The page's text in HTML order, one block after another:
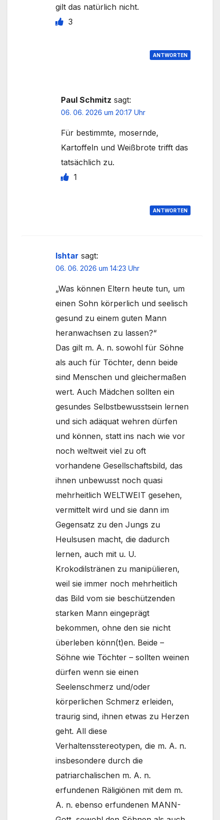
gilt das natürlich nicht.
3
ANTWORTEN
Paul Schmitz sagt:
06. 06. 2026 um 20:17 Uhr
Für bestimmte, mosernde,
Kartoffeln und Weißbrote trifft das
tatsächlich zu.
1
ANTWORTEN
Ishtar sagt:
06. 06. 2026 um 14:23 Uhr
„Was können Eltern heute tun, um
einen Sohn körperlich und seelisch
gesund zu einem guten Mann
heranwachsen zu lassen?“
Das gilt m. A. n. sowohl für Söhne
als auch für Töchter, denn beide
sind Menschen und gleichermaßen
wert. Auch Mädchen sollten ein
gesundes Selbstbewusstsein lernen
und sich adäquat wehren dürfen
und können, statt ins nach wie vor
noch weltweit viel zu oft
vorhandene Gesellschaftsbild, das
ihnen unbewusst noch quasi
mehrheitlich WELTWEIT gesehen,
vermittelt wird und sie dann im
Gegensatz zu den Jungs zu
Heulsusen macht, die dadurch
lernen, auch mit u. U.
Krokodilstränen zu manipülieren,
weil sie immer noch mehrheitlich
das Bild vom sie beschützenden
starken Mann eingeprägt
bekommen, ohne den sie nicht
überleben könn(t)en. Beide –
Söhne wie Töchter – sollten weinen
dürfen wenn sie einen
Seelenschmerz und/oder
körperlichen Schmerz erleiden,
traurig sind, ihnen etwas zu Herzen
geht. All diese
Verhaltensstereotypen, die m. A. n.
insbesondere durch die
patriarchalischen m. A. n.
erfundenen Räligiönen mit dem m.
A. n. ebenso erfundenen MANN-